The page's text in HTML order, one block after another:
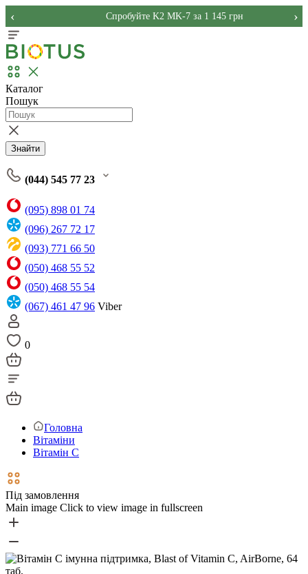
Спробуйте K2 MK-7 за 1 145 грн
‹ ›
Каталог
Пошук
Знайти
(044) 545 77 23
(095) 898 01 74
(096) 267 72 17
(093) 771 66 50
(050) 468 55 52
(050) 468 55 54
(067) 461 47 96 Viber
0
Головна
Вітаміни
Вітамін С
Під замовлення
Main image Click to view image in fullscreen